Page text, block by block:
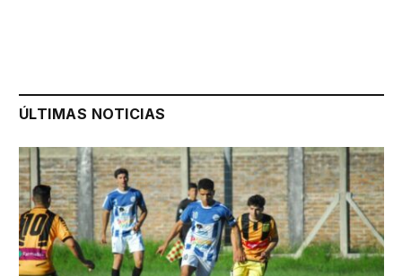
ÚLTIMAS NOTICIAS